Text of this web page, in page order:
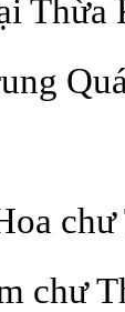
Thừa
chư